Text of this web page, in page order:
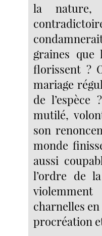
la nature,
graines
florissent ?
mariage
de
mutilé,
son
monde
aussi
l’ordre de
charnelles
procréation